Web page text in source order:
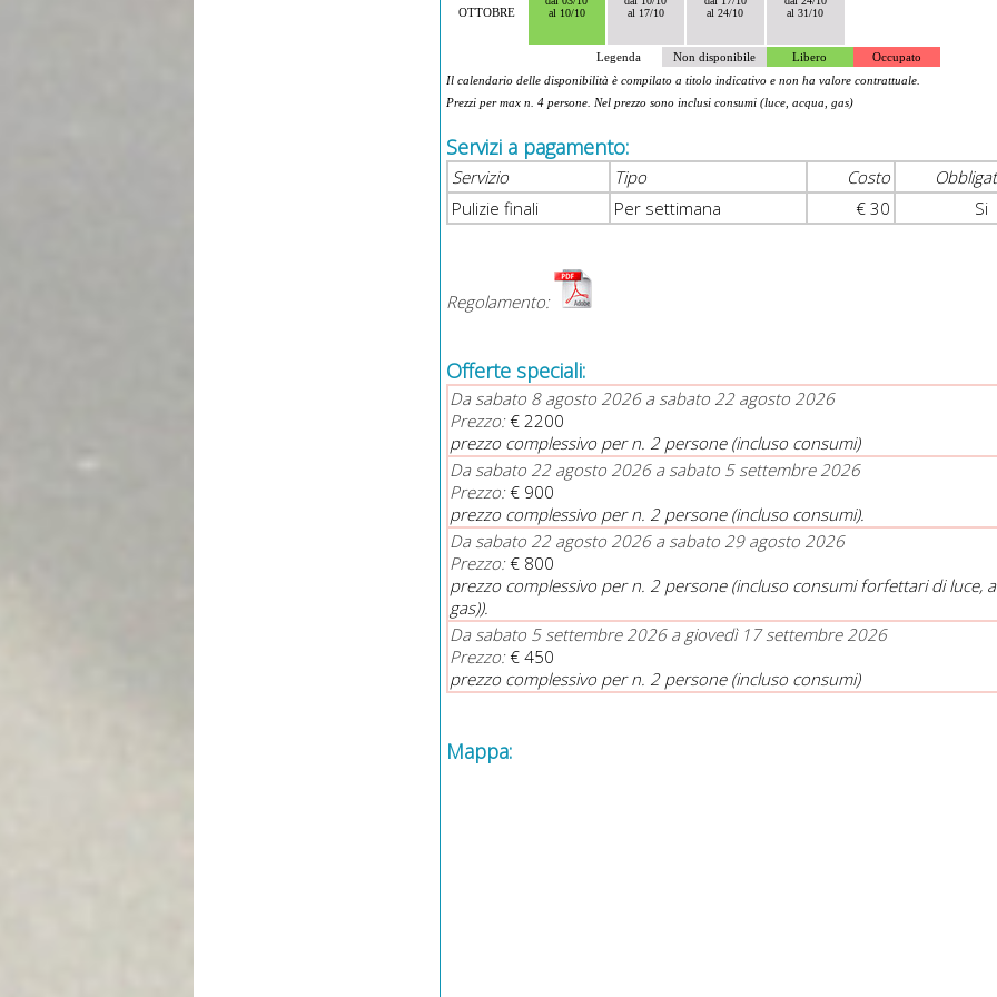
OTTOBRE
al 10/10
al 17/10
al 24/10
al 31/10
Legenda Non disponibile Libero
Occupato
Il calendario delle disponibilità è compilato a titolo indicativo e non ha valore contrattuale.
Prezzi per max n. 4 persone. Nel prezzo sono inclusi consumi (luce, acqua, gas)
Servizi a pagamento:
Servizio Tipo Costo
Pulizie finali
Per settimana € 30 Si
Regolamento:
Offerte speciali:
Da sabato 8 agosto 2026 a sabato 22 agosto 2026
Prezzo:€ 2200
prezzo complessivo per n. 2 persone (incluso consumi)
Da sabato 22 agosto 2026 a sabato 5 settembre 2026
Prezzo:€ 900
prezzo complessivo per n. 2 persone (incluso consumi).
Da sabato 22 agosto 2026 a sabato 29 agosto 2026
Prezzo:€ 800
prezzo complessivo per n. 2 persone (incluso consumi forfettari di luce,
gas)).
Da sabato 5 settembre 2026 a giovedì 17 settembre 2026
Prezzo:€ 450
prezzo complessivo per n. 2 persone (incluso consumi)
Mappa: